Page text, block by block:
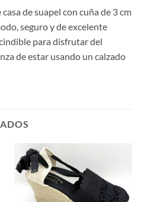
de suapel con cuña de 3 cm
seguro y de excelente
para disfrutar del
de estar usando un calzado